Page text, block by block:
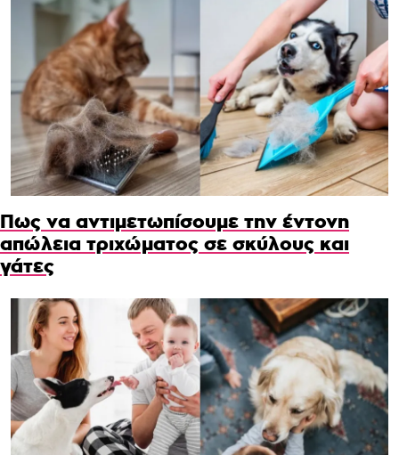
Πως να αντιμετωπίσουμε την έντονη
απώλεια τριχώματος σε σκύλους και
γάτες